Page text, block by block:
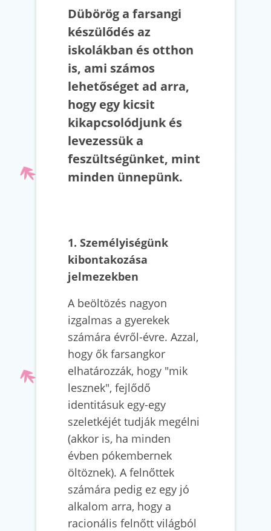
Dübörög a farsangi
készülődés az
iskolákban és otthon
is, ami számos
lehetőséget ad arra,
hogy egy kicsit
kikapcsolódjunk és
levezessük a
feszültségünket, mint
minden ünnepünk.
1. Személyiségünk
kibontakozása
jelmezekben
A beöltözés nagyon
izgalmas a gyerekek
számára évről-évre. Azzal,
hogy ők farsangkor
elhatározzák, hogy "mik
lesznek", fejlődő
identitásuk egy-egy
szeletkéjét tudják megélni
(akkor is, ha minden
évben pókembernek
öltöznek). A felnőttek
számára pedig ez egy jó
alkalom arra, hogy a
racionális felnőtt világból